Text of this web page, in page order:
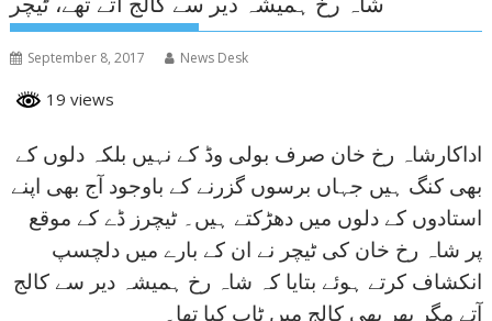
September 8, 2017 News Desk
19 views
اداکارشاہ رخ خان صرف بولی وڈ کے نہیں بلکہ دلوں کے
بھی کنگ ہیں جہاں برسوں گزرنے کے باوجود آج بھی اپنے
استادوں کے دلوں میں دھڑکتے ہیں۔ ٹیچرز ڈے کے موقع
پر شاہ رخ خان کی ٹیچر نے ان کے بارے میں دلچسپ
انکشاف کرتے ہوئے بتایا کہ شاہ رخ ہمیشہ دیر سے کالج
آتے مگر پھر بھی کالج میں ٹاپ کیا تھا۔